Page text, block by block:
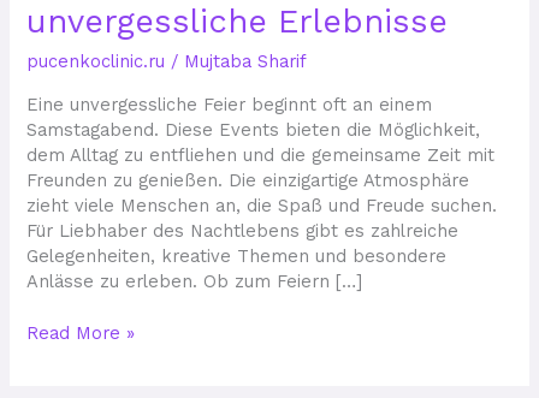
unvergessliche Erlebnisse
pucenkoclinic.ru / Mujtaba Sharif
Eine unvergessliche Feier beginnt oft an einem
Samstagabend. Diese Events bieten die Möglichkeit,
dem Alltag zu entfliehen und die gemeinsame Zeit mit
Freunden zu genießen. Die einzigartige Atmosphäre
zieht viele Menschen an, die Spaß und Freude suchen.
Für Liebhaber des Nachtlebens gibt es zahlreiche
Gelegenheiten, kreative Themen und besondere
Anlässe zu erleben. Ob zum Feiern […]
der
Rockstar
für
unvergessliche
Erlebnisse
Read More »